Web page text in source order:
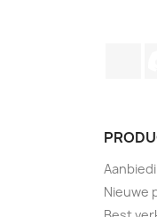
Nieuwe